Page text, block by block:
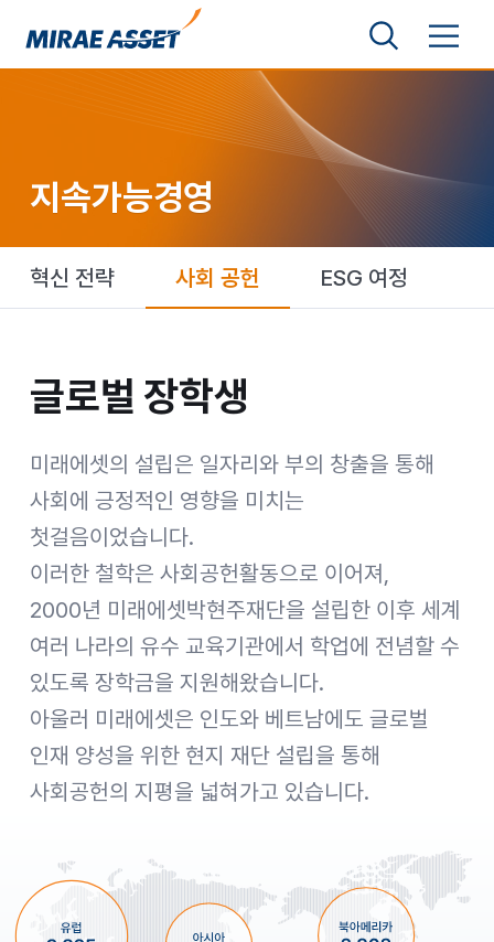
지속가능경영
혁신 전략 사회 공헌 ESG 여정
글로벌 장학생
미래에셋의 설립은 일자리와 부의 창출을 통해
사회에 긍정적인 영향을 미치는
첫걸음이었습니다.
이러한 철학은 사회공헌활동으로 이어져,
2000년 미래에셋박현주재단을 설립한 이후 세계
여러 나라의 유수 교육기관에서 학업에 전념할 수
있도록 장학금을 지원해왔습니다.
아울러 미래에셋은 인도와 베트남에도 글로벌
인재 양성을 위한 현지 재단 설립을 통해
사회공헌의 지평을 넓혀가고 있습니다.